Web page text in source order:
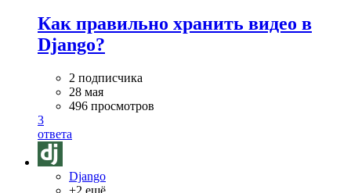
Как правильно хранить видео в
Django?
2 подписчика
28 мая
496 просмотров
3
ответа
Django
+2 ещё